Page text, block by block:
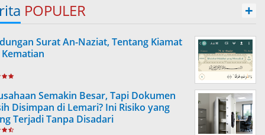
POPULER +
Surat An-Naziat, Tentang Kiamat
Semakin Besar, Tapi Dokumen
Disimpan di Lemari? Ini Risiko yang
Terjadi Tanpa Disadari